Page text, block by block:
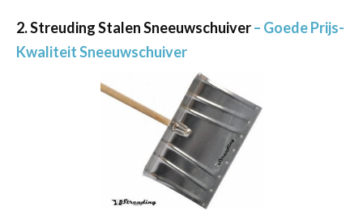
2. Streuding Stalen Sneeuwschuiver– Goede Prijs-
Kwaliteit Sneeuwschuiver